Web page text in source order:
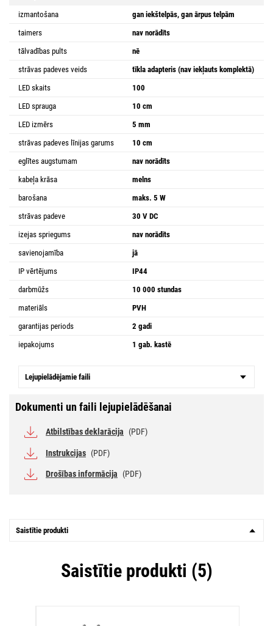
izmantošana
gan iekštelpās, gan ārpus telpām
taimers
nav norādīts
tālvadības pults
nē
strāvas padeves veids
tīkla adapteris (nav iekļauts komplektā)
LED skaits
100
LED sprauga
10 cm
LED izmērs
5 mm
strāvas padeves līnijas garums
10 cm
eglītes augstumam
nav norādīts
kabeļa krāsa
melns
barošana
maks. 5 W
strāvas padeve
30 V DC
izejas spriegums
nav norādīts
savienojamība
jā
IP vērtējums
IP44
darbmūžs
10 000 stundas
materiāls
PVH
garantijas periods
2 gadi
iepakojums
1 gab. kastē
Lejupielādējamie faili
Dokumenti un faili lejupielādēšanai
Atbilstības deklarācija (PDF)
Instrukcijas (PDF)
Drošības informācija (PDF)
Saistītie produkti
Saistītie produkti (5)